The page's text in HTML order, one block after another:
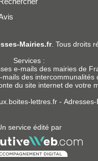
Mairies.fr. Tous droits
Services :
e-mails des mairies de
des intercommunalités
du site internet de votre
lettres.fr-
service édité par